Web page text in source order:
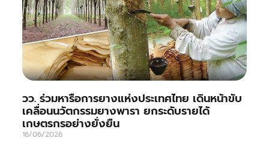
วว. ร่วมหารือการยางแห่งประเทศไทย เดินหน้าขับ
เคลื่อนนวัตกรรมยางพารา ยกระดับรายได้
เกษตรกรอย่างยั่งยืน
16/06/2026